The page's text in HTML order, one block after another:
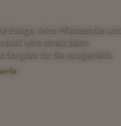
Essige, feine Pflanzenöle und
wird direkt beim
Sorgfalt für Sie ausgewählt.